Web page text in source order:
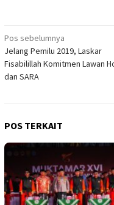
Navigasi
pos
Pos sebelumnya
Jelang Pemilu 2019, Laskar
Fisabilillah Komitmen Lawan
dan SARA
POS TERKAIT